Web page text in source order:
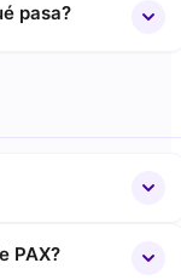
pasa?
PAX?